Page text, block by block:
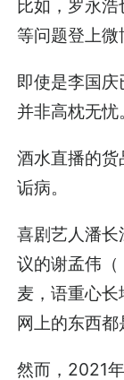
比如，罗永
等问题登上微
即使是李国
并非高枕无忧
酒水直播的货
诟病。
喜剧艺人潘长
议的谢孟伟
麦，语重心长
网上的东西都
然而，2021